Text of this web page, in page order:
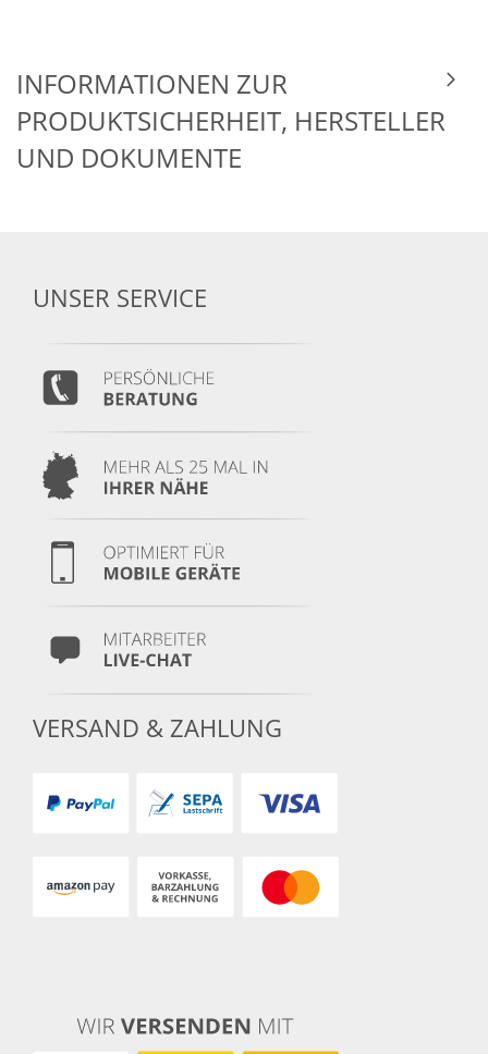
INFORMATIONEN ZUR
PRODUKTSICHERHEIT, HERSTELLER
UND DOKUMENTE
UNSER SERVICE
VERSAND & ZAHLUNG